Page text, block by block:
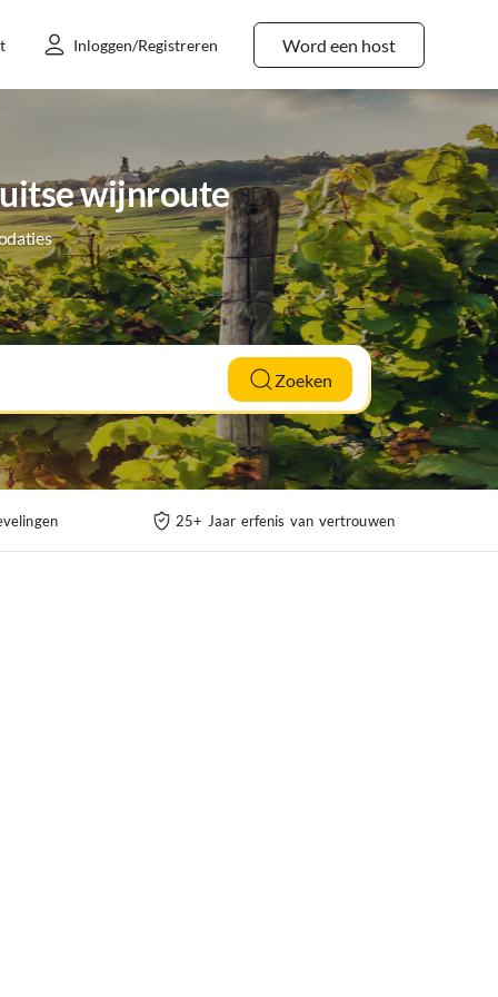
Word een host
Inloggen/Registreren
wijnroute
Zoeken
25+ Jaar erfenis van vertrouwen